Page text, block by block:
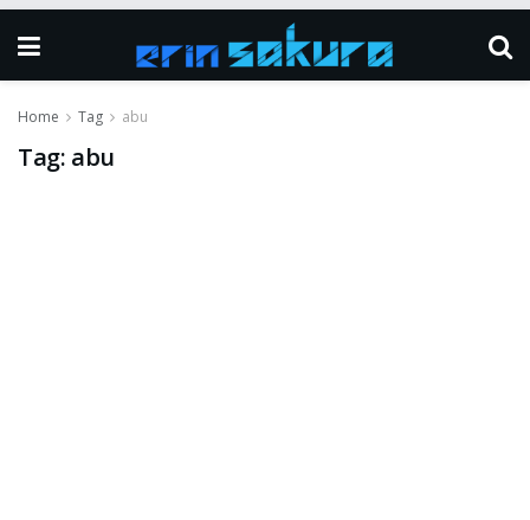
Home Tag abu
Tag: abu